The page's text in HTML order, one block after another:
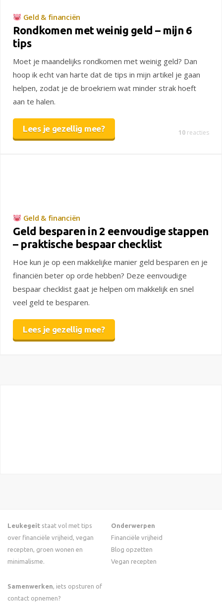
Geld & financiën
Rondkomen met weinig geld – mijn 6
tips
Moet je maandelijks rondkomen met weinig geld? Dan
hoop ik echt van harte dat de tips in mijn artikel je gaan
helpen, zodat je de broekriem wat minder strak hoeft
aan te halen.
Lees je gezellig mee? 10 reacties
Geld & financiën
Geld besparen in 2 eenvoudige stappen
– praktische bespaar checklist
Hoe kun je op een makkelijke manier geld besparen en je
financiën beter op orde hebben? Deze eenvoudige
bespaar checklist gaat je helpen om makkelijk en snel
veel geld te besparen.
Lees je gezellig mee?
Leukegeit staat vol met tips
over financiële vrijheid, vegan
recepten, groen wonen en
minimalisme.
Samenwerken, iets opsturen of
contact opnemen?
Onderwerpen
Financiële vrijheid
Blog opzetten
Vegan recepten